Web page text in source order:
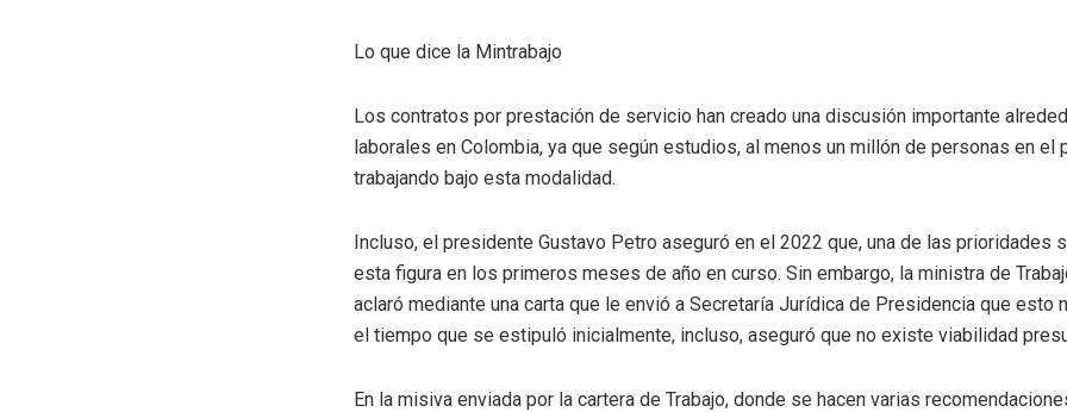
Lo que dice la Mintrabajo
Los contratos por prestación de servicio han creado una discusión importante
laborales en Colombia, ya que según estudios, al menos un millón de personas en el
trabajando bajo esta modalidad.
Incluso, el presidente Gustavo Petro aseguró en el 2022 que, una de las prioridades
esta figura en los primeros meses de año en curso. Sin embargo, la ministra de
aclaró mediante una carta que le envió a Secretaría Jurídica de Presidencia que esto
el tiempo que se estipuló inicialmente, incluso, aseguró que no existe viabilidad
En la misiva enviada por la cartera de Trabajo, donde se hacen varias